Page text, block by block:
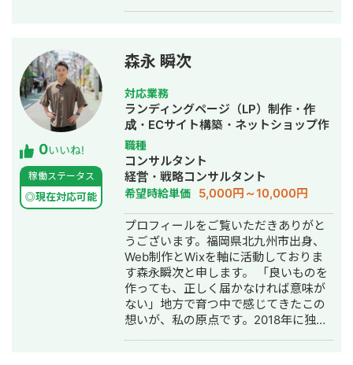
ジ） ・広告バナー ・名刺 ・チラシ ・
パンフレット ・SNS画像 など
デザインは単に見た目を整えるだけで
はなく、クライアント様の想いやサー
ビスの魅力を届けるための手段だと考
えています。 だからこそ、丁寧なヒア
リングを通して課題や目的を整理した
上でのデザイン提案を大切にしていま
す。 音楽大学で培った表現力や、教員
免許取得の過程で身につけた「伝える
力」を活かし、ユーザーの行動を促
し、成果に直結するデザインを制作い
たします。 これまでに制作した実績を
ポートフォリオにまとめております。
https://fori.io/designer-nao （掲載可
能なもののみとなります） どうぞ、よ
ろしくお願いいたします。
0いいね!
稼働ステータス
◎現在対応可能
森永 瞬次
対応業務
ランディングページ（LP）制作・作
成・ECサイト構築・ネットショップ作
成代行・SEO対策・SNS運用代行・ホ
ームページ制作・作成・オウンドメデ
ィア制作・構築・運用代行
職種
コンサルタント
経営・戦略コンサルタント
希望時給単価 5,000円～10,000円
プロフィールをご覧いただきありがと
うございます。福岡県北九州市出身、
Web制作とWixを軸に活動しておりま
す森永瞬次と申します。 「良いものを
作っても、正しく届かなければ意味が
ない」地方で育つ中で感じてきたこの
想いが、私の原点です。2018年に独立